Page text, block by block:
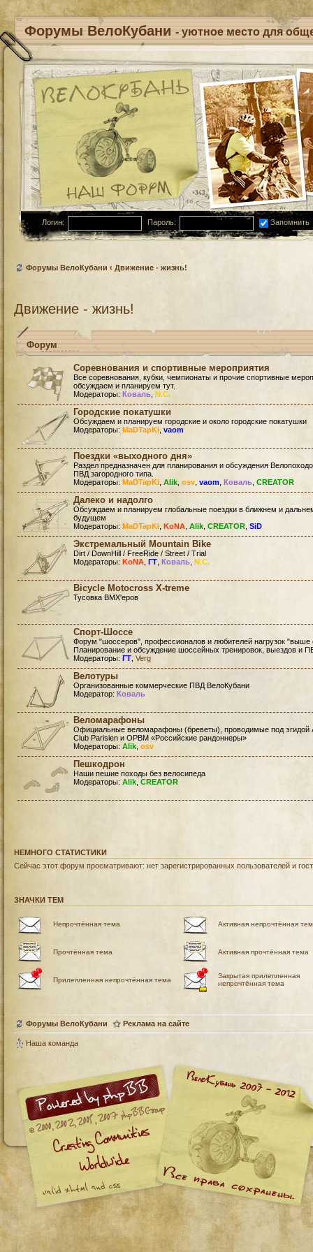
Форумы ВелоКубани - уютное место для
Логин: Пароль: Запомнить
Форумы ВелоКубани ‹ Движение - жизнь!
Движение - жизнь!
Форум
Соревнования и спортивные мероприятия
Все соревнования, кубки, чемпионаты и прочие спортивные
обсуждаем и планируем тут.
Модераторы: Коваль N.C.
Городские покатушки
Обсуждаем и планируем городские и около городские покатушки
Модераторы: MaDTapKi vaom
Поездки «выходного дня»
Раздел предназначен для планирования и обсуждения
ПВД загородного типа.
Модераторы: MaDTapKi Alik osv vaom Коваль CREATOR
Далеко и надолго
Обсуждаем и планируем глобальные поездки в ближнем и
будущем
Модераторы: MaDTapKi KoNA Alik CREATOR SiD
Экстремальный Mountain Bike
Dirt / DownHill / FreeRide / Street / Trial
Модераторы: KoNA ГТ Коваль N.C.
Bicycle Motocross X-treme
Тусовка BMX'еров
Спорт-Шоссе
Форум "шоссеров", профессионалов и любителей нагрузок "выше
Планирование и обсуждение шоссейных тренировок, выездов и
Модераторы: ГТ Verg
Велотуры
Организованные коммерческие ПВД ВелоКубани
Модератор: Коваль
Веломарафоны
Официальные веломарафоны (бреветы), проводимые под эгидой
Club Parisien и ОРВМ «Российские рандоннеры»
Модераторы: Alik osv
Пешкодрон
Наши пешие походы без велосипеда
Модераторы: Alik CREATOR
НЕМНОГО СТАТИСТИКИ
Сейчас этот форум просматривают: нет зарегистрированных пользователей и
ЗНАЧКИ ТЕМ
Непрочтённая тема Активная непрочтённая
Прочтённая тема Активная прочтённая тема
Прилепленная непрочтённая тема
Закрытая прилепленная
непрочтённая тема
Форумы ВелоКубани Реклама на сайте
Наша команда